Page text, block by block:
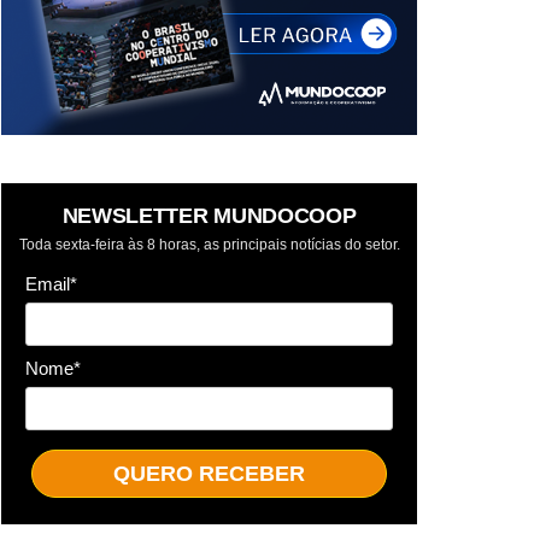
NEWSLETTER MUNDOCOOP
Toda sexta-feira às 8 horas, as principais notícias do setor.
Email*
Nome*
QUERO RECEBER